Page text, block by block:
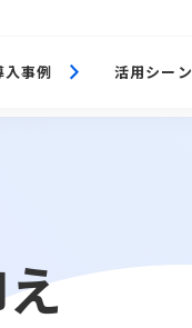
入事例 活用シーン